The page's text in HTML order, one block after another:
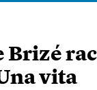
Brizé
vita